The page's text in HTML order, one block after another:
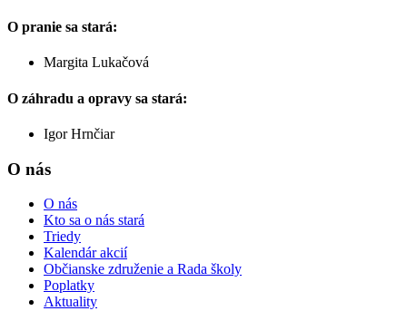
O pranie sa stará:
Margita Lukačová
O záhradu a opravy sa stará:
Igor Hrnčiar
O nás
O nás
Kto sa o nás stará
Triedy
Kalendár akcií
Občianske združenie a Rada školy
Poplatky
Aktuality